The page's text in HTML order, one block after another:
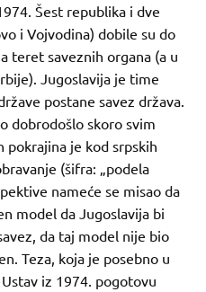
Šest republika i dve
i Vojvodina) dobile su do
teret saveznih organa (a u
Jugoslavija je time
postane savez država.
dobrodošlo skoro svim
pokrajina je kod srpskih
(šifra: „podela
nameće se misao da
model da Jugoslavija bi
da taj model nije bio
Teza, koja je posebno u
iz 1974. pogotovu